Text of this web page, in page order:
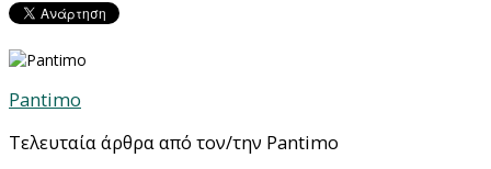
Pantimo
Τελευταία άρθρα από τον/την Pantimo